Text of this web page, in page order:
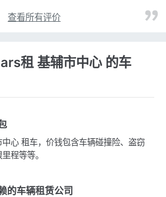
查看所有评价
租 基辅市中心 的车
中心 租车，价钱包含车辆碰撞险、盗窃
程等等。
的车辆租赁公司